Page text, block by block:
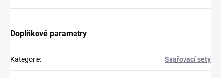
Doplňkové parametry
Kategorie: Svařovací sety